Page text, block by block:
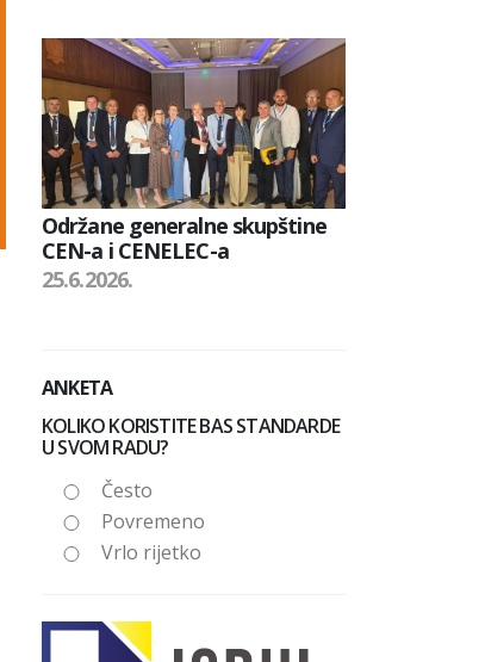
Održane generalne skupštine
CEN-a i CENELEC-a
25.6.2026.
ANKETA
KOLIKO KORISTITE BAS STANDARDE
U SVOM RADU?
Često
Povremeno
Vrlo rijetko